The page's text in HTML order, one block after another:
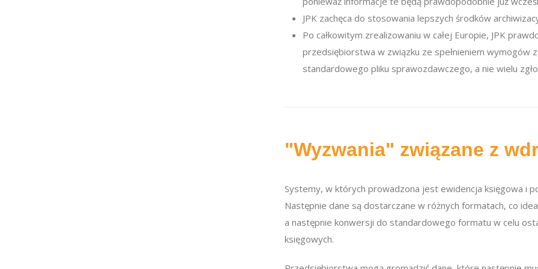
JPK zachęca do stosowania lepszych środków
Po całkowitym zrealizowaniu w całej Europie, JPK
przedsiębiorstwa w związku ze spełnieniem wymogów
standardowego pliku sprawozdawczego, a nie wielu
"Wyzwania" związane z
Systemy, w których prowadzona jest ewidencja księgowa i
Następnie dane są dostarczane w różnych formatach, co
a następnie konwersji do standardowego formatu w celu
księgowych.